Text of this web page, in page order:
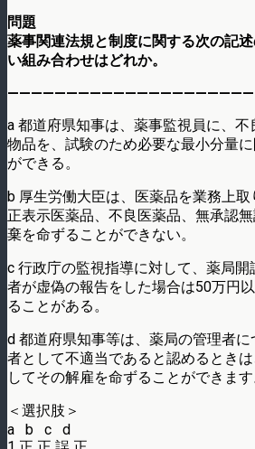
問題
薬事関連法規と制度に関する次の記
い組み合わせはどれか。
a 都道府県知事は、薬事監視員に、
物品を、試験のため必要な最小分量
ができる。
b 厚生労働大臣は、医薬品を業務上
正表示医薬品、不良医薬品、無承認
棄を命ずることができない。
c 行政庁の監視指導に対して、薬局
者が虚偽の報告をした場合は50万円
ることがある。
d 都道府県知事等は、薬局の管理者
者として不適当であると認めるとき
してその解雇を命ずることができます
＜選択肢＞
a b c d